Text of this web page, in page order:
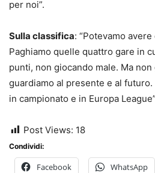
per noi”.
Sulla classifica: “Potevamo
Paghiamo quelle quattro gare in
punti, non giocando male. Ma
guardiamo al presente e al
in campionato e in Europa
Post Views: 18
Condividi:
Facebook WhatsApp